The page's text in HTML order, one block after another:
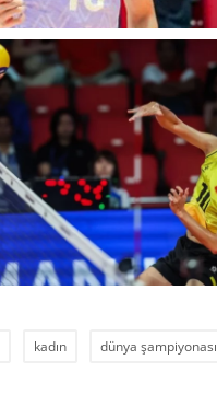
kadın dünya şampiyonası